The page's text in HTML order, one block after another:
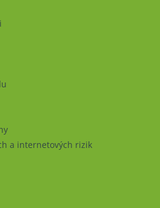
a internetových rizik